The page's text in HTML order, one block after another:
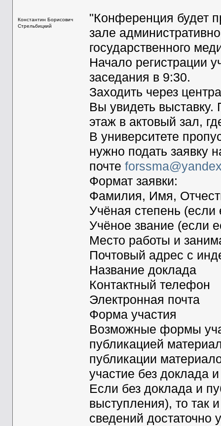
Константин Борисович
Стрельбицкий
"Конференция будет
зале
государственного
Начало регистрации
заседания в 9:30.
Заходить через
Вы увидеть выставку.
этаж в актовый зал,
В университете
нужно подать заявку
почте
Формат заявки:
Фамилия, Имя,
Учёная степень (если
Учёное звание (если
Место работы и
Почтовый адрес с
Название доклада
Контактный телефон
Электронная почта
Форма участия
Возможные формы
публикацией
публикации
участие без доклада
Если без доклада и
выступления), то так
сведений достаточно